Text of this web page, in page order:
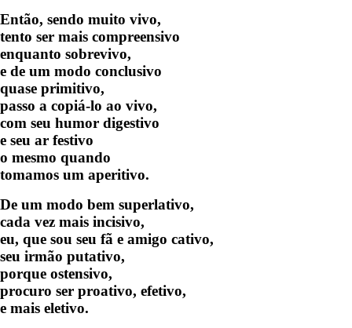
Então, sendo muito vivo,
tento ser mais compreensivo
enquanto sobrevivo,
e de um modo conclusivo
quase primitivo,
passo a copiá-lo ao vivo,
com seu humor digestivo
e seu ar festivo
o mesmo quando
tomamos um aperitivo.
De um modo bem superlativo,
cada vez mais incisivo,
eu, que sou seu fã e amigo cativo,
seu irmão putativo,
porque ostensivo,
procuro ser proativo, efetivo,
e mais eletivo.